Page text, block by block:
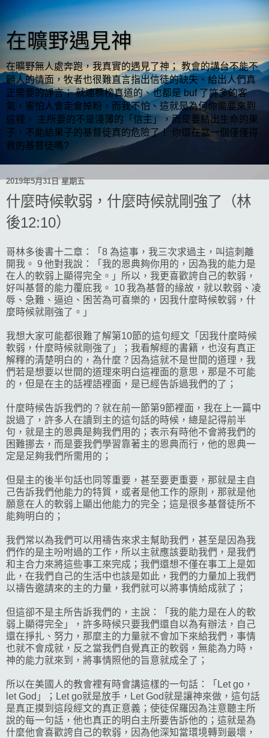
在曠野遇見神
在曠野無人處奔跑，我真實的遇見了神； 教會的講台不能不
顧人的情面，牧者也很難直言指出信徒的缺失、給出人們真
正需要的諍言； 就連標榜真道的、也都是 buf 了許多的客
氣，害怕人會走會掉粉，而我不怕、這就是為何你需要來到
這裡。 主所要的不是淺薄的「信主」，而是要結出生命的果
子，不能結果子的基督徒真的危險了！ 你還在當一個僅僅得
救的基督徒嗎?
2019年5月31日 星期五
什麼時候軟弱，什麼時候就剛強了（林
後12:10）
哥林多後書十二章：「8 為這事，我三次求過主，叫這刺離
開我。 9 他對我說：「我的恩典夠你用的，因為我的能力是
在人的軟弱上顯得完全。」所以，我更喜歡誇自己的軟弱，
好叫基督的能力覆庇我。 10 我為基督的緣故，就以軟弱、凌
辱、急難、逼迫、困苦為可喜樂的，因我什麼時候軟弱，什
麼時候就剛強了。」
我想大家可能都很難了解第10節的這句經文「因我什麼時候
軟弱，什麼時候就剛強了」；我看解經的書籍，也沒有真正
解釋的清楚明白的，為什麼？因為這就不是世間的道理，我
們若是想要以世間的道理來明白這裡面的意思，那是不可能
的，但是在主的話裡語裡面，是已經告訴過我們的了；
什麼時候告訴我們的？就在前一節第9節裡面，我在上一篇中
說過了，許多人在讀到主的這句話的時候，總是記得前半
句，就是主的恩典是夠我們用的；表示有時他不會將我們的
困難挪去，而是要我們學習靠著主的恩典而行，他的恩典一
定是足夠我們所需用的；
但是主的後半句話也同等重要，甚至要更重要，那就是主自
己告訴我們他能力的特質，或者是他工作的原則，那就是他
願意在人的軟弱上顯出他能力的完全；這是很多基督徒所不
能夠明白的；
我們常以為我們可以用禱告來求主幫助我們，甚至是因為我
們作的是主吩咐過的工作，所以主就應該要助我們，是我們
和主合力來將這些事工來完成；我們還想不僅在事工上是如
此，在我們自己的生活中也該是如此，我們的力量加上我們
以禱告邀請來的主的力量，我們就可以將事情給成就了；
但這卻不是主所告訴我們的，主說：「我的能力是在人的軟
弱上顯得完全」，許多時候只要我們還自以為有辦法，自己
還在掙扎、努力，那麼主的力量就不會加下來給我們，事情
也就不會成就，反之當我們自覺真正的軟弱，無能為力時，
神的能力就來到，將事情照他的旨意就成全了；
所以在美國人的教會裡有時會講這樣的一句話：「Let go，
let God」；Let go就是放手，Let God就是讓神來做，這句話
是真正摸到這段經文的真正意義；使徒保羅因為注意聽主所
說的每一句話，他也真正的明白主所要告訴他的；這就是為
什麼他會喜歡誇自己的軟弱，因為他深知當環境轉到最壞，